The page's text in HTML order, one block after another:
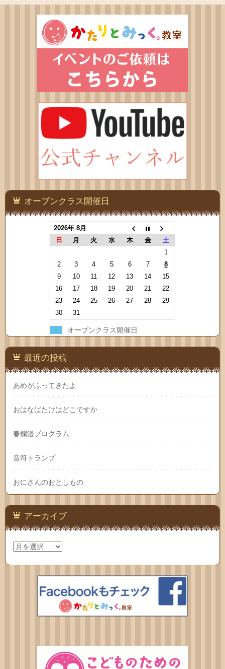
オープンクラス開催日
2026年 8月
日
月 火 水 木 金
土
1
2
3 4 5 6 7
8
9
10 11 12 13 14
15
16
17 18 19 20 21
22
23
24 25 26 27 28
29
30
31
オープンクラス開催日
最近の投稿
あめがふってきたよ
おはなばたけはどこですか
春爛漫プログラム
音符トランプ
おにさんのおとしもの
アーカイブ
ア
カ